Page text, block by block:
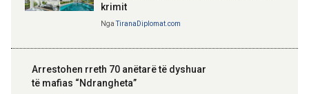
krimit
NgaTiranaDiplomat.com
Arrestohen rreth 70 anëtarë të dyshuar
të mafias “Ndrangheta”